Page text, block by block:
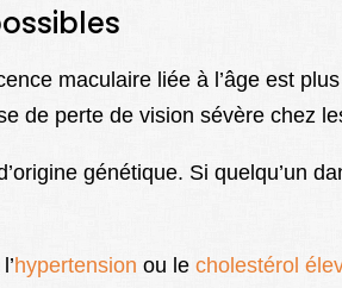
maculaire liée à l’âge est
de perte de vision sévère chez
génétique. Si quelqu’un
hypertension ou le cholestérol